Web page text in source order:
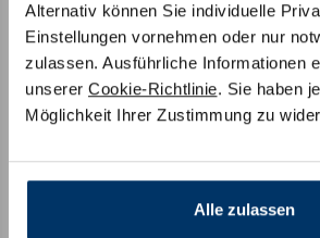
Alternativ können Sie individuelle
Einstellungen vornehmen oder nur
zulassen. Ausführliche Informationen
unserer Cookie-Richtlinie. Sie haben
Möglichkeit Ihrer Zustimmung zu
Alle zulassen
Komfort Kaltschaum